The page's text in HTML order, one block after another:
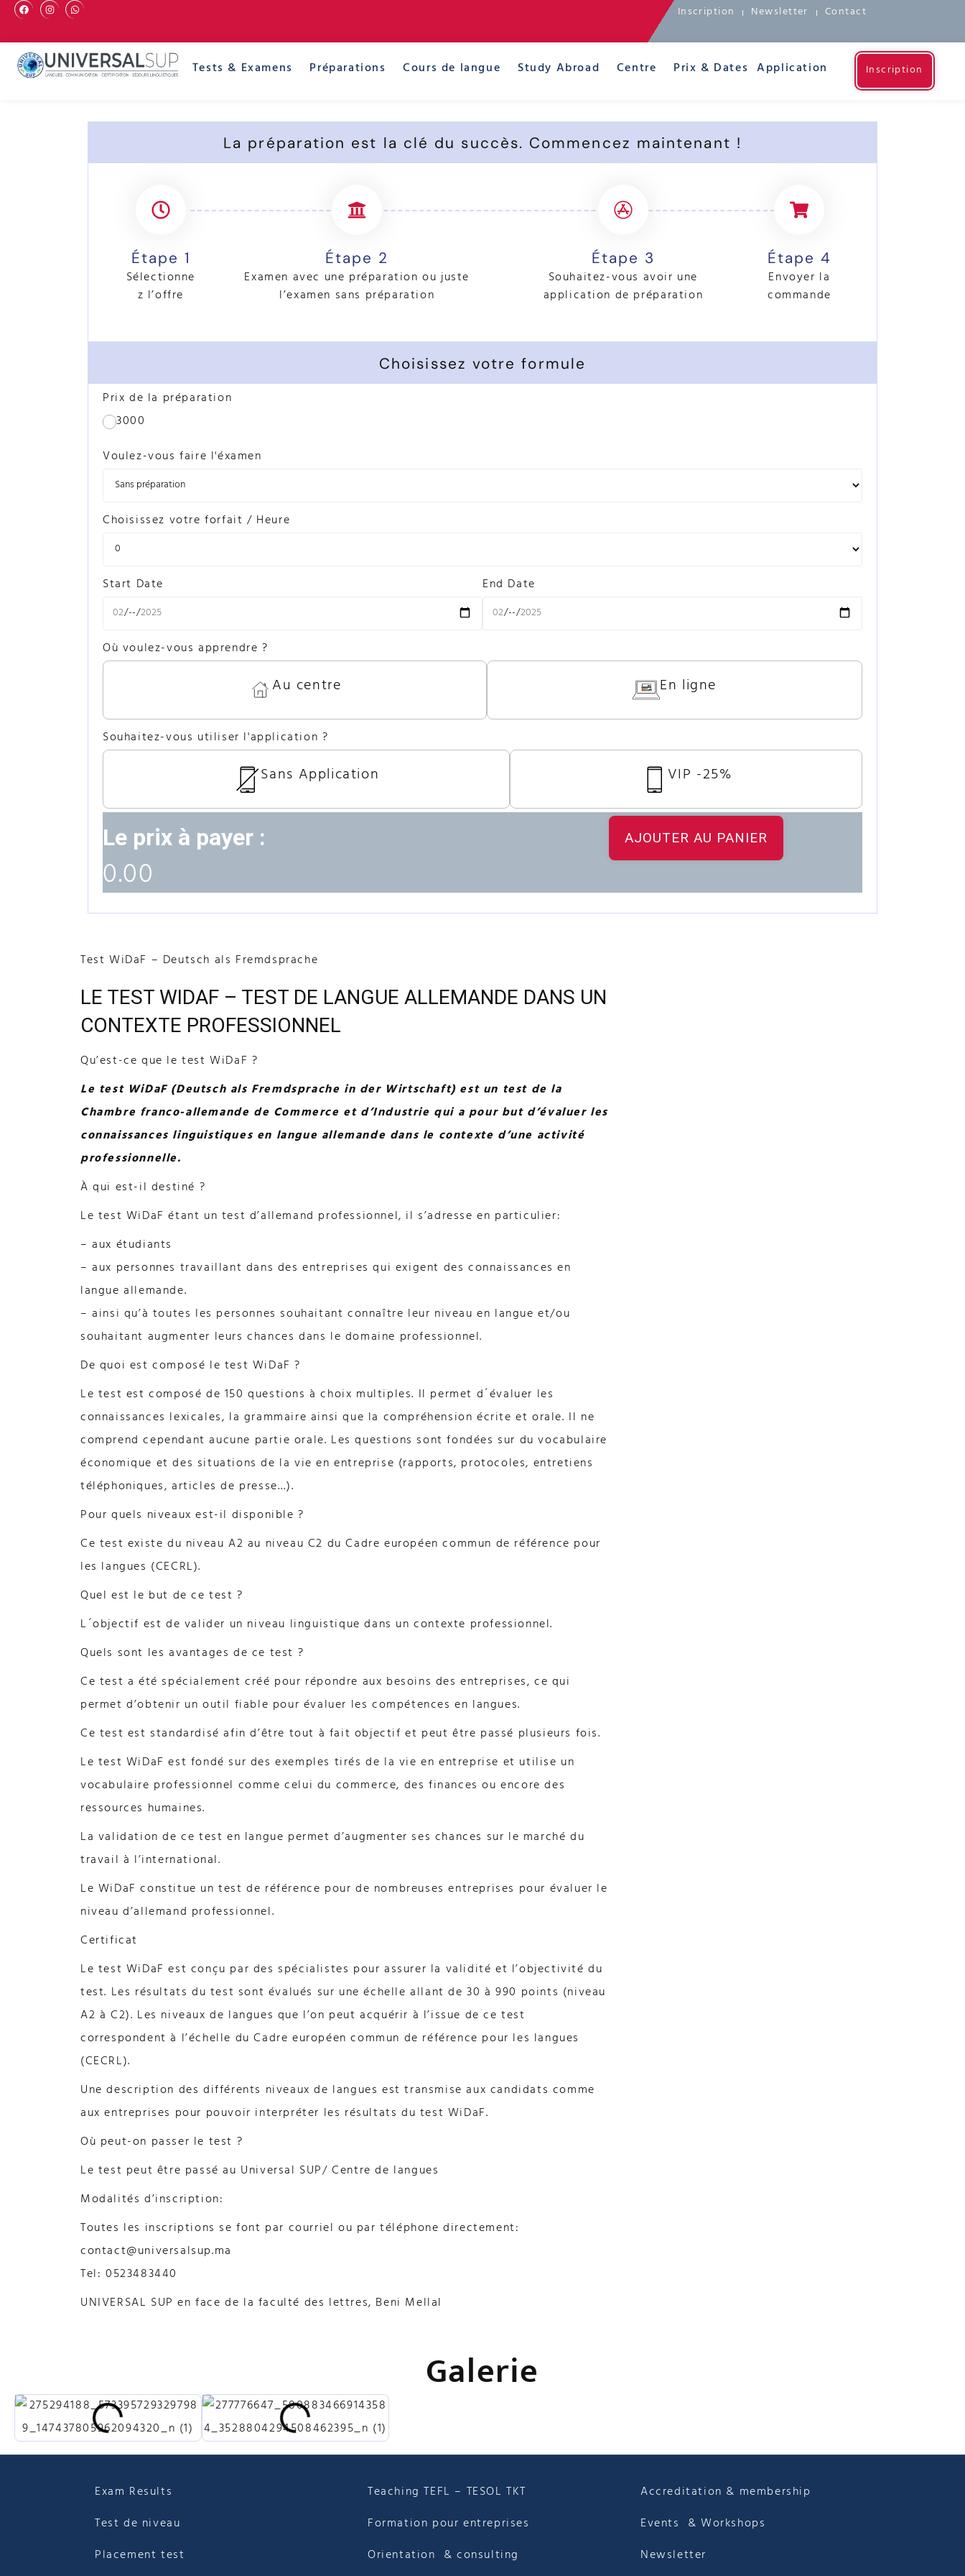
Inscription Newsletter Contact
Tests & Examens Préparations Cours de langue Study Abroad Centre Prix & Dates Application Inscription
La préparation est la clé du succès. Commencez maintenant !
Étape 1
Sélectionne
z l’offre
Étape 2
Examen avec une préparation ou juste
l’examen sans préparation
Étape 3
Souhaitez-vous avoir une
application de préparation
Étape 4
Envoyer la
commande
Choisissez votre formule
Prix de la préparation
3000
Voulez-vous faire l'éxamen
Choisissez votre forfait / Heure
Start Date End Date
Où voulez-vous apprendre ?
Au centre En ligne
Souhaitez-vous utiliser l'application ?
Sans Application VIP -25%
Le prix à payer :
0.00
AJOUTER AU PANIER
Test WiDaF – Deutsch als Fremdsprache
LE TEST WIDAF – TEST DE LANGUE ALLEMANDE DANS UN
CONTEXTE PROFESSIONNEL
Qu’est-ce que le test WiDaF ?
Le test WiDaF (Deutsch als Fremdsprache in der Wirtschaft) est un test de la
Chambre franco-allemande de Commerce et d’Industrie qui a pour but d’évaluer les
connaissances linguistiques en langue allemande dans le contexte d’une activité
professionnelle.
À qui est-il destiné ?
Le test WiDaF étant un test d’allemand professionnel, il s’adresse en particulier:
– aux étudiants
– aux personnes travaillant dans des entreprises qui exigent des connaissances en
langue allemande.
– ainsi qu’à toutes les personnes souhaitant connaître leur niveau en langue et/ou
souhaitant augmenter leurs chances dans le domaine professionnel.
De quoi est composé le test WiDaF ?
Le test est composé de 150 questions à choix multiples. Il permet d´évaluer les
connaissances lexicales, la grammaire ainsi que la compréhension écrite et orale. Il ne
comprend cependant aucune partie orale. Les questions sont fondées sur du vocabulaire
économique et des situations de la vie en entreprise (rapports, protocoles, entretiens
téléphoniques, articles de presse…).
Pour quels niveaux est-il disponible ?
Ce test existe du niveau A2 au niveau C2 du Cadre européen commun de référence pour
les langues (CECRL).
Quel est le but de ce test ?
L´objectif est de valider un niveau linguistique dans un contexte professionnel.
Quels sont les avantages de ce test ?
Ce test a été spécialement créé pour répondre aux besoins des entreprises, ce qui
permet d’obtenir un outil fiable pour évaluer les compétences en langues.
Ce test est standardisé afin d’être tout à fait objectif et peut être passé plusieurs fois.
Le test WiDaF est fondé sur des exemples tirés de la vie en entreprise et utilise un
vocabulaire professionnel comme celui du commerce, des finances ou encore des
ressources humaines.
La validation de ce test en langue permet d’augmenter ses chances sur le marché du
travail à l’international.
Le WiDaF constitue un test de référence pour de nombreuses entreprises pour évaluer le
niveau d’allemand professionnel.
Certificat
Le test WiDaF est conçu par des spécialistes pour assurer la validité et l’objectivité du
test. Les résultats du test sont évalués sur une échelle allant de 30 à 990 points (niveau
A2 à C2). Les niveaux de langues que l’on peut acquérir à l’issue de ce test
correspondent à l’échelle du Cadre européen commun de référence pour les langues
(CECRL).
Une description des différents niveaux de langues est transmise aux candidats comme
aux entreprises pour pouvoir interpréter les résultats du test WiDaF.
Où peut-on passer le test ?
Le test peut être passé au Universal SUP/ Centre de langues
Modalités d’inscription:
Toutes les inscriptions se font par courriel ou par téléphone directement:
contact@universalsup.ma
Tel: 0523483440
UNIVERSAL SUP en face de la faculté des lettres, Beni Mellal
Galerie
Exam Results
Test de niveau
Placement test
Teaching TEFL – TESOL TKT
Formation pour entreprises
Orientation & consulting
Accreditation & membership
Events & Workshops
Newsletter